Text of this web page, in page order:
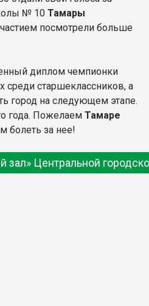
№ 10 Тамары
посмотрели больше
диплом чемпионки
среди старшеклассников, а
город на следующем этапе.
года. Пожелаем Тамаре
болеть за нее!
зал» Центральной